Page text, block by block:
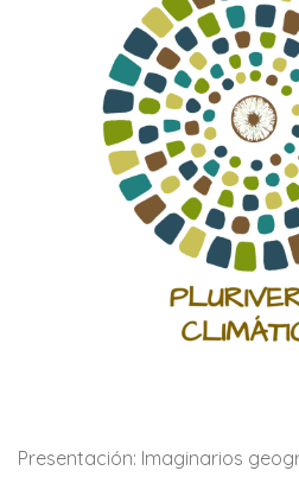
Presentación: Imaginarios